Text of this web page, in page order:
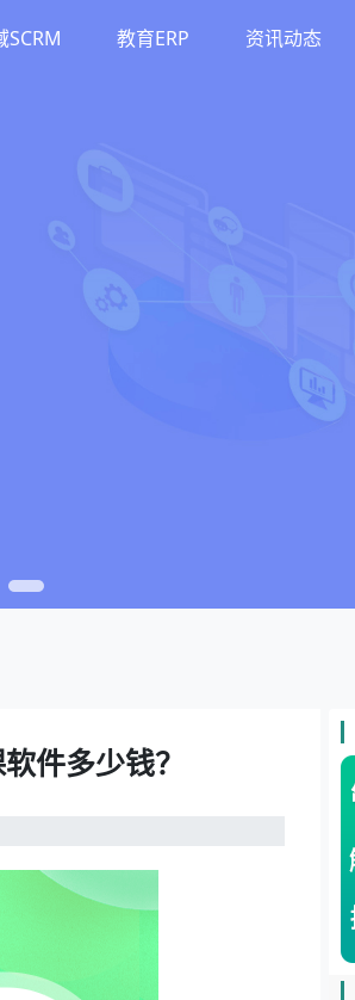
SCRM 教育ERP 资讯动态
件多少钱？